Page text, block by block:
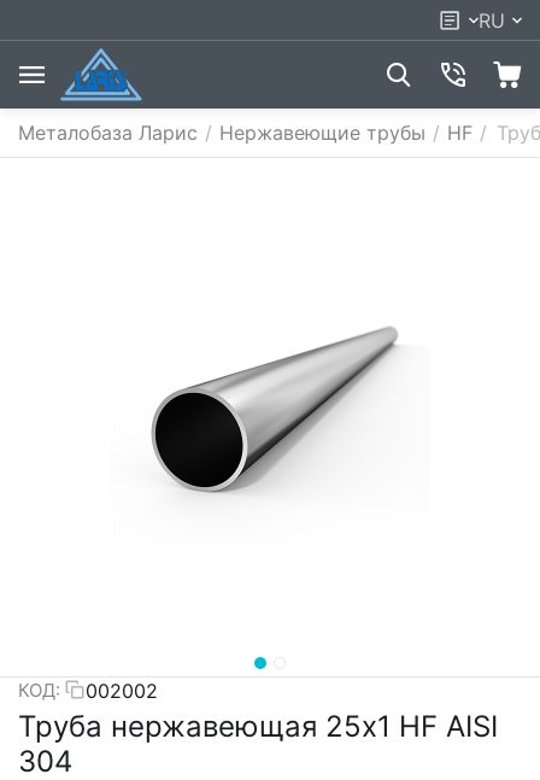
RU
Металобаза Ларис / Нержавеющие трубы / HF /
КОД: 002002
Труба нержавеющая 25х1 HF AISI
304